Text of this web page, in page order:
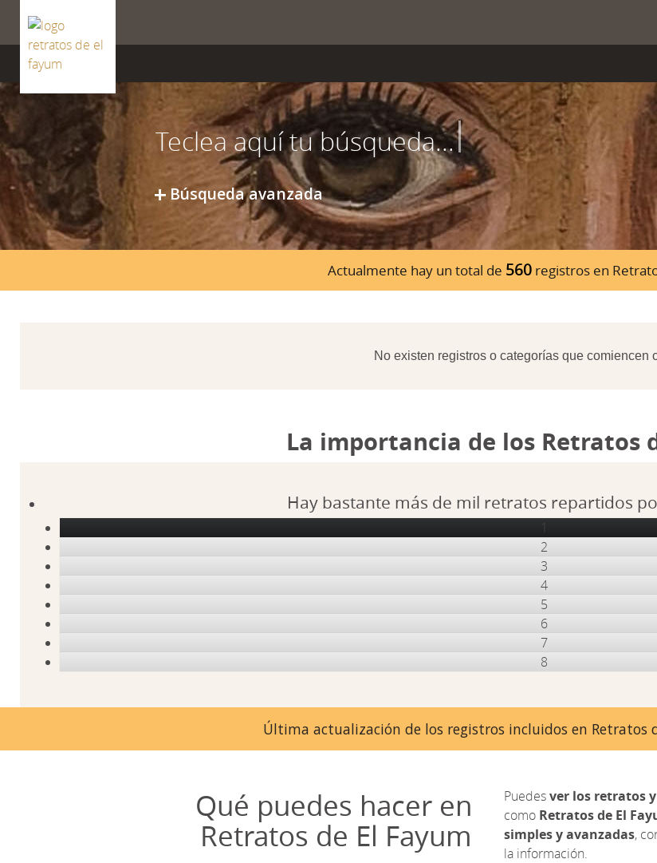
Búsqueda avanzada
Actualmente hay un total de 560 registros en
No existen registros o categorías que comiencen
La importancia de los Retratos
Hay bastante más de mil retratos repartidos
1
2
3
4
5
6
7
8
Última actualización de los registros incluidos en Retratos
Qué puedes hacer en
Retratos de El Fayum
Puedesver los retratos
como Retratos de El
simples y avanzadas,
la información.